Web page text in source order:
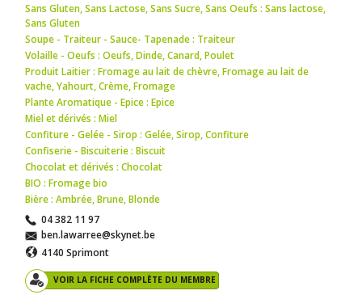
Sans Gluten, Sans Lactose, Sans Sucre, Sans Oeufs : Sans lactose,
Sans Gluten
Soupe - Traiteur - Sauce- Tapenade : Traiteur
Volaille - Oeufs : Oeufs,Dinde,Canard,Poulet
Produit Laitier : Fromage au lait de chèvre,Fromage au lait de
vache,Yahourt,Crème,Fromage
Plante Aromatique - Epice : Epice
Miel et dérivés : Miel
Confiture - Gelée - Sirop : Gelée,Sirop,Confiture
Confiserie - Biscuiterie : Biscuit
Chocolat et dérivés : Chocolat
BIO : Fromage bio
Bière : Ambrée,Brune,Blonde
04 382 11 97
ben.lawarree@skynet.be
4140 Sprimont
VOIR LA FICHE COMPLÈTE DU MEMBRE